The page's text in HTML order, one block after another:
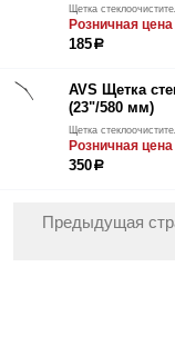
Щетка
Розничная цена
185р
AVS Щетка
(23"/580 мм)
Щетка
Розничная цена
350р
Предыдущая